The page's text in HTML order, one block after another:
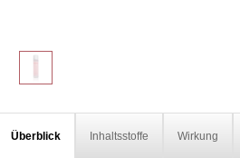
Überblick Inhaltsstoffe Wirkung